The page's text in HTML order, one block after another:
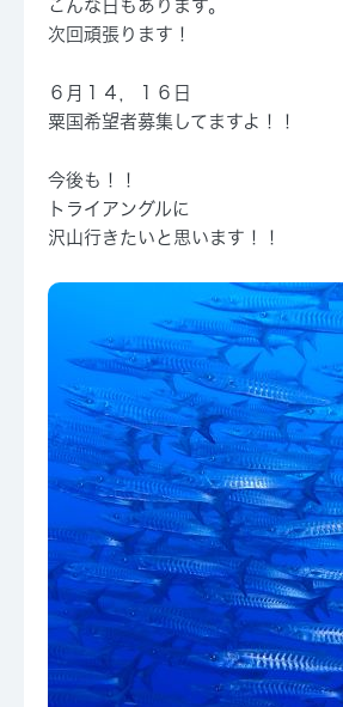
こんな日もあります。
次回頑張ります！
６月１４，１６日
粟国希望者募集してますよ！！
今後も！！
トライアングルに
沢山行きたいと思います！！